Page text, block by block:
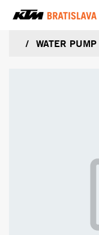
WATER